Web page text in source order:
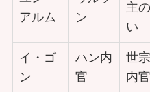
アルム
ン
主
い
イ・ゴ
ン
ハン内
官
世
内官